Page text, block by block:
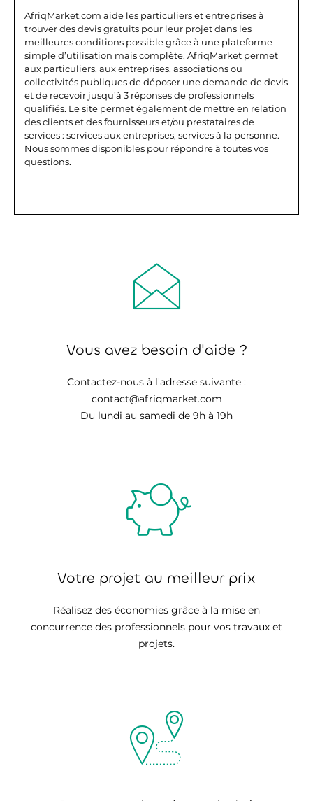
AfriqMarket.com aide les particuliers et entreprises à
trouver des devis gratuits pour leur projet dans les
meilleures conditions possible grâce à une plateforme
simple d’utilisation mais complète. AfriqMarket permet
aux particuliers, aux entreprises, associations ou
collectivités publiques de déposer une demande de devis
et de recevoir jusqu’à 3 réponses de professionnels
qualifiés. Le site permet également de mettre en relation
des clients et des fournisseurs et/ou prestataires de
services : services aux entreprises, services à la personne.
Nous sommes disponibles pour répondre à toutes vos
questions.
Vous avez besoin d'aide ?
Contactez-nous à l'adresse suivante :
contact@afriqmarket.com
Du lundi au samedi de 9h à 19h
Votre projet au meilleur prix
Réalisez des économies grâce à la mise en
concurrence des professionnels pour vos travaux et
projets.